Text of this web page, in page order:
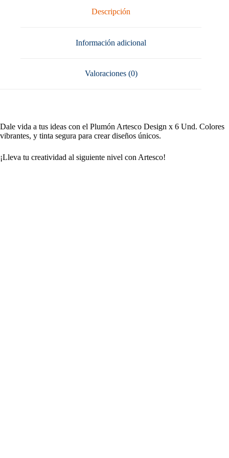
Descripción
Información adicional
Valoraciones (0)
Dale vida a tus ideas con el Plumón Artesco Design x 6 Und. Colores
vibrantes, y tinta segura para crear diseños únicos.
¡Lleva tu creatividad al siguiente nivel con Artesco!